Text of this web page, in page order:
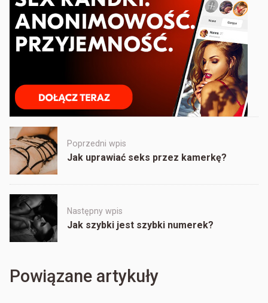
Post
navigation
Poprzedni wpis
Jak uprawiać seks przez kamerkę?
Następny wpis
Jak szybki jest szybki numerek?
Powiązane artykuły